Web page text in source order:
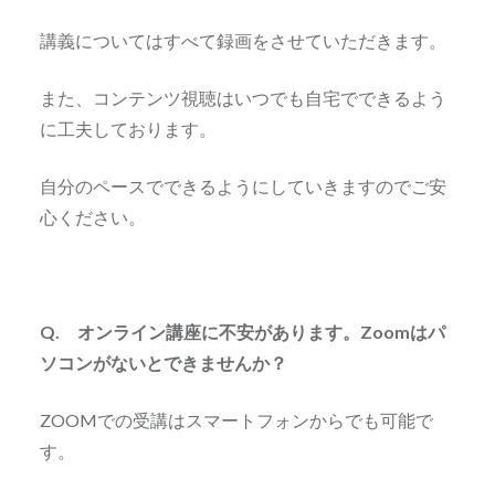
講義についてはすべて録画をさせていただきます。
また、コンテンツ視聴はいつでも自宅でできるよう
に工夫しております。
自分のペースでできるようにしていきますのでご安
心ください。
Q. オンライン講座に不安があります。Zoomはパ
ソコンがないとできませんか？
ZOOMでの受講はスマートフォンからでも可能で
す。